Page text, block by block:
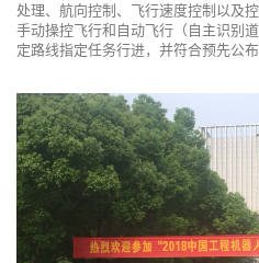
处理、航向控制、飞行速度控制以及
手动操控飞行和自动飞行（自主识别
定路线指定任务行进，并符合预先公布